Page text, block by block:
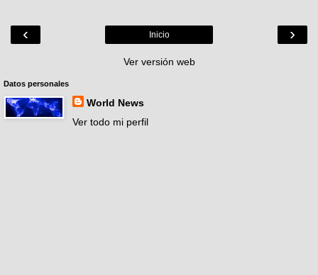
‹ ›
Inicio
Ver versión web
Datos personales
World News
Ver todo mi perfil